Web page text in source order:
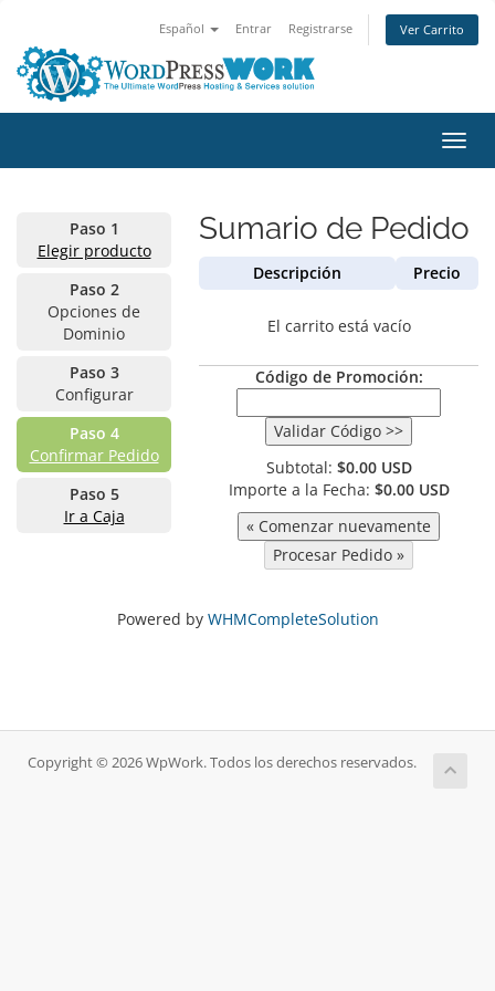
Español Entrar Registrarse Ver Carrito
Paso 1
Elegir producto
Paso 2
Opciones de
Dominio
Paso 3
Configurar
Paso 4
Confirmar Pedido
Paso 5
Ir a Caja
Sumario de Pedido
Descripción Precio
El carrito está vacío
Código de Promoción:
Subtotal: $0.00 USD
Importe a la Fecha: $0.00 USD
Powered by WHMCompleteSolution
Copyright © 2026 WpWork. Todos los derechos reservados.